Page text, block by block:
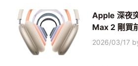
Apple 深夜
Max 2 剛買
2026/03/17